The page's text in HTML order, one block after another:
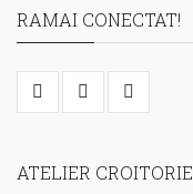
RAMAI CONECTAT!
ATELIER CROITORIE